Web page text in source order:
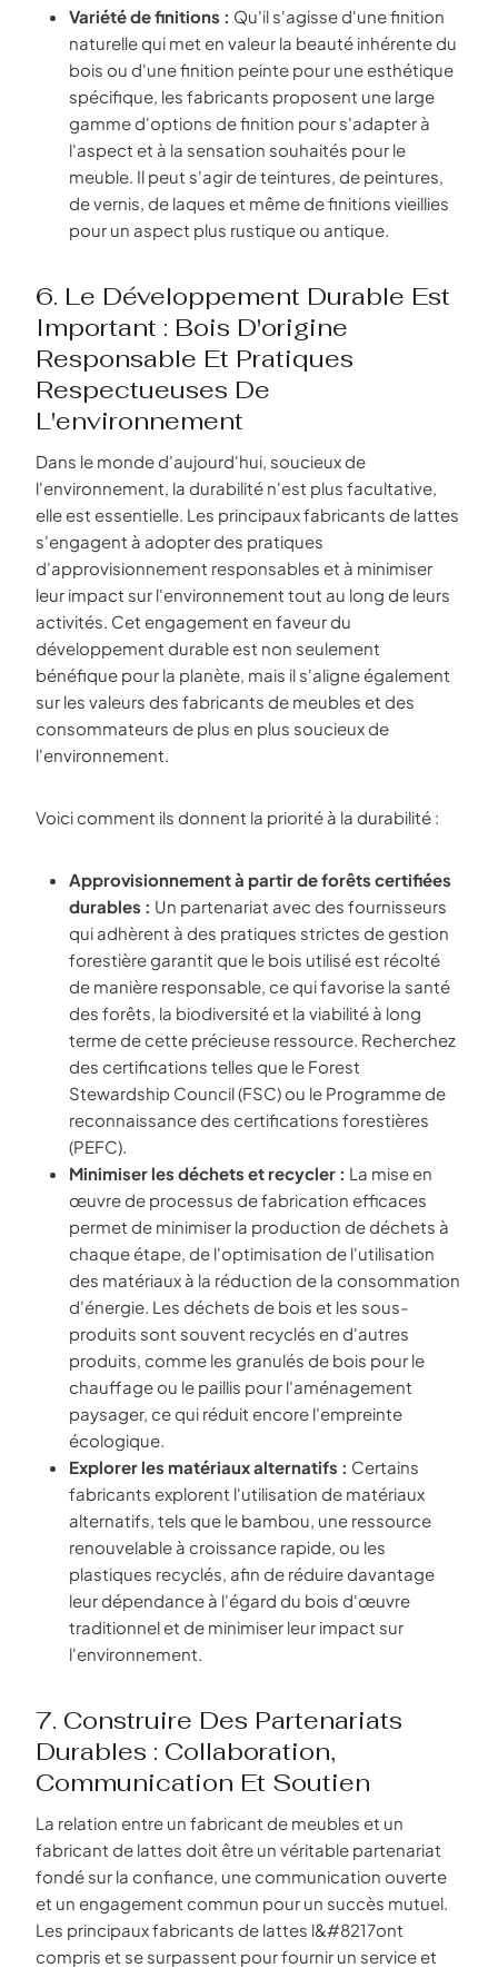
Variété de finitions : Qu'il s'agisse d'une finition
naturelle qui met en valeur la beauté inhérente du
bois ou d'une finition peinte pour une esthétique
spécifique, les fabricants proposent une large
gamme d'options de finition pour s'adapter à
l'aspect et à la sensation souhaités pour le
meuble. Il peut s'agir de teintures, de peintures,
de vernis, de laques et même de finitions vieillies
pour un aspect plus rustique ou antique.
6. Le Développement Durable Est
Important : Bois D'origine
Responsable Et Pratiques
Respectueuses De
L'environnement
Dans le monde d'aujourd'hui, soucieux de
l'environnement, la durabilité n'est plus facultative,
elle est essentielle. Les principaux fabricants de lattes
s'engagent à adopter des pratiques
d'approvisionnement responsables et à minimiser
leur impact sur l'environnement tout au long de leurs
activités. Cet engagement en faveur du
développement durable est non seulement
bénéfique pour la planète, mais il s'aligne également
sur les valeurs des fabricants de meubles et des
consommateurs de plus en plus soucieux de
l'environnement.
Voici comment ils donnent la priorité à la durabilité :
Approvisionnement à partir de forêts certifiées
durables : Un partenariat avec des fournisseurs
qui adhèrent à des pratiques strictes de gestion
forestière garantit que le bois utilisé est récolté
de manière responsable, ce qui favorise la santé
des forêts, la biodiversité et la viabilité à long
terme de cette précieuse ressource. Recherchez
des certifications telles que le Forest
Stewardship Council (FSC) ou le Programme de
reconnaissance des certifications forestières
(PEFC).
Minimiser les déchets et recycler : La mise en
œuvre de processus de fabrication efficaces
permet de minimiser la production de déchets à
chaque étape, de l'optimisation de l'utilisation
des matériaux à la réduction de la consommation
d'énergie. Les déchets de bois et les sous-
produits sont souvent recyclés en d'autres
produits, comme les granulés de bois pour le
chauffage ou le paillis pour l'aménagement
paysager, ce qui réduit encore l'empreinte
écologique.
Explorer les matériaux alternatifs : Certains
fabricants explorent l'utilisation de matériaux
alternatifs, tels que le bambou, une ressource
renouvelable à croissance rapide, ou les
plastiques recyclés, afin de réduire davantage
leur dépendance à l'égard du bois d'œuvre
traditionnel et de minimiser leur impact sur
l'environnement.
7. Construire Des Partenariats
Durables : Collaboration,
Communication Et Soutien
La relation entre un fabricant de meubles et un
fabricant de lattes doit être un véritable partenariat
fondé sur la confiance, une communication ouverte
et un engagement commun pour un succès mutuel.
Les principaux fabricants de lattes l&#8217ont
compris et se surpassent pour fournir un service et